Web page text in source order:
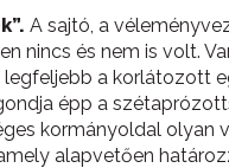
A sajtó, a
nincs és nem is volt.
a korlátozott
épp a
kormányoldal
alapvetően